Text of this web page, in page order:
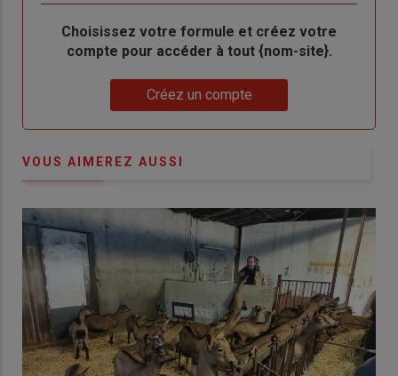
BodyChoisissez votre formule et créez votre
compte pour accéder à tout {nom-site}.
Créez un compte
VOUS AIMEREZ AUSSI